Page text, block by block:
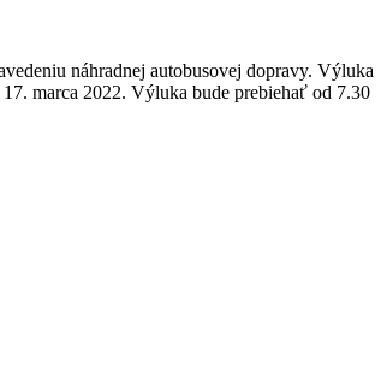
náhradnej autobusovej dopravy. Výluka
marca 2022. Výluka bude prebiehať od 7.30